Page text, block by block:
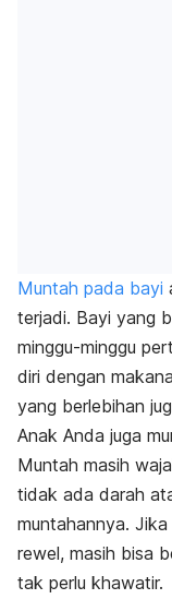
Muntah pada bayi
terjadi. Bayi yang
minggu-minggu
diri dengan
yang berlebihan
Anak Anda juga
Muntah masih
tidak ada darah
muntahannya.
rewel, masih bisa
tak perlu khawatir.